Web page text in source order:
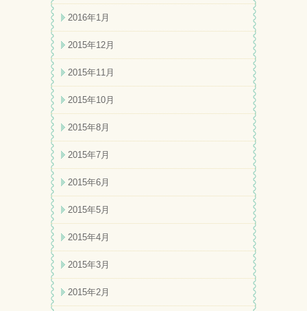
2016年1月
2015年12月
2015年11月
2015年10月
2015年8月
2015年7月
2015年6月
2015年5月
2015年4月
2015年3月
2015年2月